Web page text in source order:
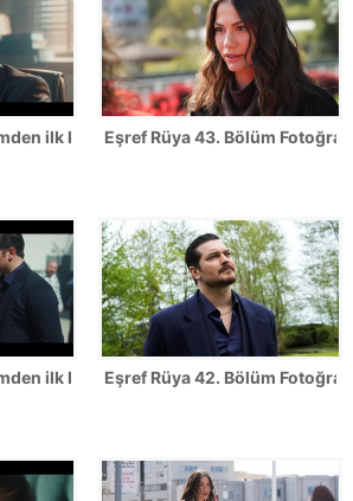
ilk karelerEşref Rüya 43. Bölüm
ilk karelerEşref Rüya 42. Bölüm